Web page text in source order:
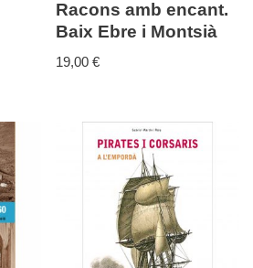
Racons amb encant.
Baix Ebre i Montsià
19,00€